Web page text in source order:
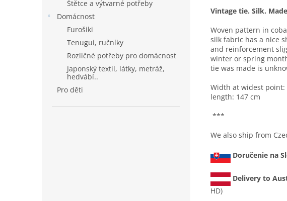
Štětce a výtvarné potřeby
Domácnost
Furošiki
Tenugui, ručníky
Rozličné potřeby pro domácnost
Japonský textil, látky, metráž,
hedvábí..
Pro děti
Vintage tie. Silk.
Woven pattern in
silk fabric has a nice
and reinforcement
winter or spring
tie was made is
Width at widest point:
length: 147 cm
***
We also ship from
Doručenie na
Delivery to
HD)